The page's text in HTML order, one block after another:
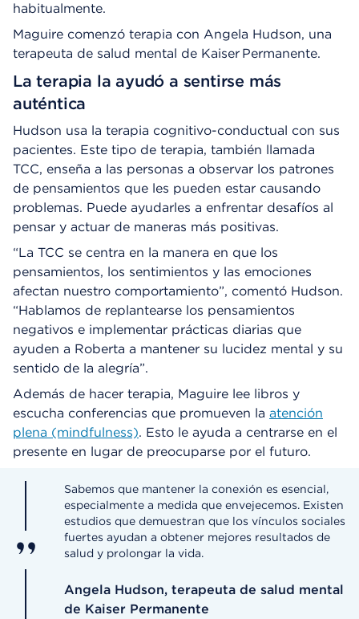
habitualmente.
Maguire comenzó terapia con Angela Hudson, una
terapeuta de salud mental de Kaiser Permanente.
La terapia la ayudó a sentirse más
auténtica
Hudson usa la terapia cognitivo-conductual con sus
pacientes. Este tipo de terapia, también llamada
TCC, enseña a las personas a observar los patrones
de pensamientos que les pueden estar causando
problemas. Puede ayudarles a enfrentar desafíos al
pensar y actuar de maneras más positivas.
“La TCC se centra en la manera en que los
pensamientos, los sentimientos y las emociones
afectan nuestro comportamiento”, comentó Hudson.
“Hablamos de replantearse los pensamientos
negativos e implementar prácticas diarias que
ayuden a Roberta a mantener su lucidez mental y su
sentido de la alegría”.
Además de hacer terapia, Maguire lee libros y
escucha conferencias que promueven la atención
plena (mindfulness). Esto le ayuda a centrarse en el
presente en lugar de preocuparse por el futuro.
Sabemos que mantener la conexión es esencial,
especialmente a medida que envejecemos. Existen
estudios que demuestran que los vínculos sociales
fuertes ayudan a obtener mejores resultados de
salud y prolongar la vida.
Angela Hudson, terapeuta de salud mental
de Kaiser Permanente